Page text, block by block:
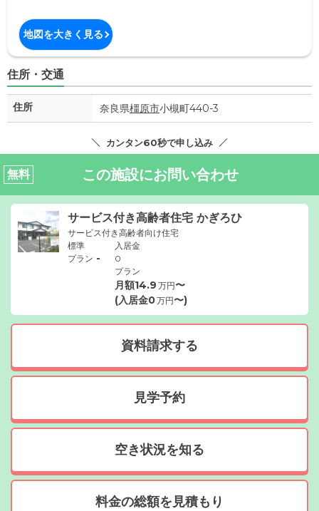
地図を大きく見る
住所・交通
住所 奈良県橿原市小槻町440-3
カンタン60秒で申し込み
無料 この施設にお問い合わせ
サービス付き高齢者住宅 かぎろひ
サービス付き高齢者向け住宅
標準
プラン -
入居金
0
プラン
月額14.9 万円〜
(入居金0万円〜)
資料請求する
見学予約
空き状況を知る
料金の総額を見積もり